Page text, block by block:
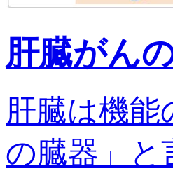
肝臓がん
肝臓は機
の臓器」と